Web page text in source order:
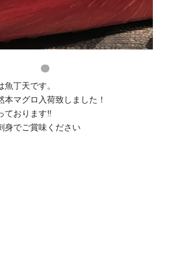
魚丁天です。
本マグロ入荷致しました！
ております‼️
身でご賞味ください